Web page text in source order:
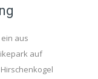
ein aus
auf